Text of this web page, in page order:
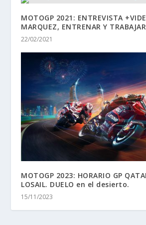
MOTOGP 2021: ENTREVISTA
MARQUEZ, ENTRENAR Y TRABAJAR
22/02/2021
MOTOGP 2023: HORARIO GP
LOSAIL. DUELO en el desierto.
15/11/2023